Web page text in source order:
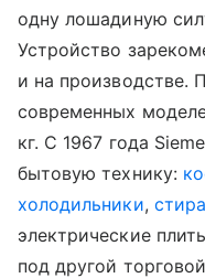
одну лошадиную
Устройство
и на производстве.
современных
кг. С 1967 года
бытовую технику:
холодильники,
электрические
под другой